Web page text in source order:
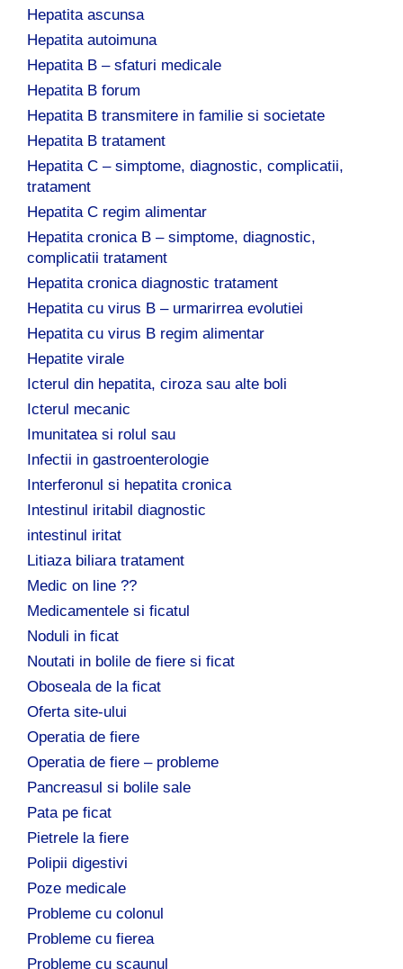
Hepatita ascunsa
Hepatita autoimuna
Hepatita B – sfaturi medicale
Hepatita B forum
Hepatita B transmitere in familie si societate
Hepatita B tratament
Hepatita C – simptome, diagnostic, complicatii,
tratament
Hepatita C regim alimentar
Hepatita cronica B – simptome, diagnostic,
complicatii tratament
Hepatita cronica diagnostic tratament
Hepatita cu virus B – urmarirrea evolutiei
Hepatita cu virus B regim alimentar
Hepatite virale
Icterul din hepatita, ciroza sau alte boli
Icterul mecanic
Imunitatea si rolul sau
Infectii in gastroenterologie
Interferonul si hepatita cronica
Intestinul iritabil diagnostic
intestinul iritat
Litiaza biliara tratament
Medic on line ??
Medicamentele si ficatul
Noduli in ficat
Noutati in bolile de fiere si ficat
Oboseala de la ficat
Oferta site-ului
Operatia de fiere
Operatia de fiere – probleme
Pancreasul si bolile sale
Pata pe ficat
Pietrele la fiere
Polipii digestivi
Poze medicale
Probleme cu colonul
Probleme cu fierea
Probleme cu scaunul